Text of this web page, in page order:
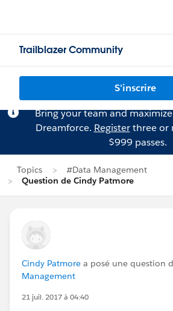
Trailblazer Community
S'inscrire
Bring your team and
Dreamforce. Registerthree or
$999 passes.
Topics
#Data Management
Question de Cindy Patmore
Cindy Patmore a posé une question
Management
21 juil. 2017 à 04:40